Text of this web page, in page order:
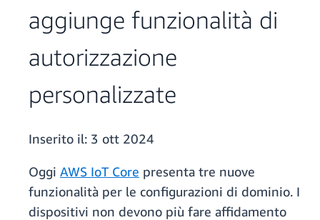
aggiunge funzionalità di
autorizzazione
personalizzate
Inserito il: 3 ott 2024
Oggi AWS IoT Core presenta tre nuove
funzionalità per le configurazioni di dominio. I
dispositivi non devono più fare affidamento